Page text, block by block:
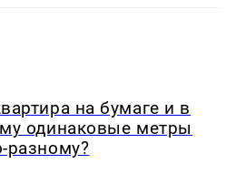
на бумаге и в
одинаковые метры
разному?